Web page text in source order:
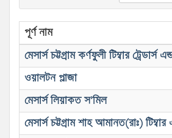
পূর্ণ নাম
মেসার্স চট্টগ্রাম কর্ণফুলী টিম্বার ট্রেডার্স
ওয়ালটন প্লাজা
মেসার্স লিয়াকত স’মিল
মেসার্স চট্টগ্রাম শাহ আমানত(রাঃ) টিম্বার